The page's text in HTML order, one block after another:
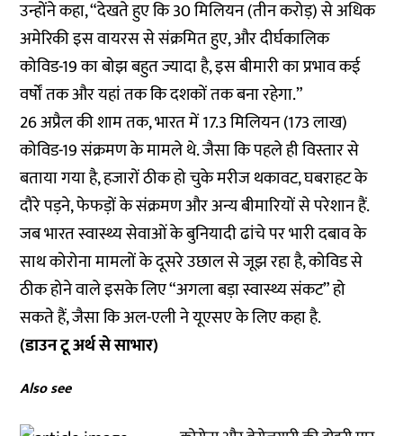
उन्होंने कहा, “देखते हुए कि 30 मिलियन (तीन करोड़) से अधिक
अमेरिकी इस वायरस से संक्रमित हुए, और दीर्घकालिक
कोविड-19 का बोझ बहुत ज्यादा है, इस बीमारी का प्रभाव कई
वर्षों तक और यहां तक कि दशकों तक बना रहेगा.”
26 अप्रैल की शाम तक, भारत में 17.3 मिलियन (173 लाख)
कोविड-19 संक्रमण के मामले थे. जैसा कि पहले ही विस्तार से
बताया गया है, हजारों ठीक हो चुके मरीज थकावट, घबराहट के
दौरे पड़ने, फेफड़ों के संक्रमण और अन्य बीमारियों से परेशान हैं.
जब भारत स्वास्थ्य सेवाओं के बुनियादी ढांचे पर भारी दबाव के
साथ कोरोना मामलों के दूसरे उछाल से जूझ रहा है, कोविड से
ठीक होने वाले इसके लिए “अगला बड़ा स्वास्थ्य संकट” हो
सकते हैं, जैसा कि अल-एली ने यूएसए के लिए कहा है.
(डाउन टू अर्थ से साभार)
Also see